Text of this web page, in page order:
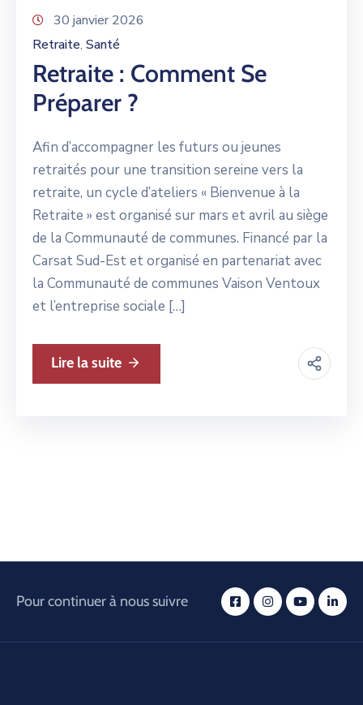
30 janvier 2026
Retraite‚ Santé
Retraite : Comment Se
Préparer ?
Afin d’accompagner les futurs ou jeunes
retraités pour une transition sereine vers la
retraite, un cycle d’ateliers « Bienvenue à la
Retraite » est organisé sur mars et avril au siège
de la Communauté de communes. Financé par la
Carsat Sud-Est et organisé en partenariat avec
la Communauté de communes Vaison Ventoux
et l’entreprise sociale […]
Lire la suite
Pour continuer à nous suivre